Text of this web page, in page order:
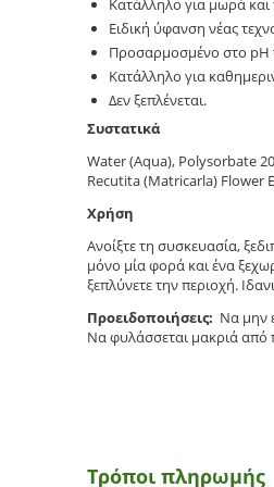
Κατάλληλο για μωρά και
Ειδική ύφανση νέας
Προσαρμοσμένο στο
Κατάλληλο για
Δεν ξεπλένεται.
Συστατικά
Water (Aqua), Polysorbate
Recutita (Matricarla) Flower
Χρήση
Ανοίξτε τη συσκευασία,
µόνο µία φορά και ένα
ξεπλύνετε την περιοχή.
Προειδοποιήσεις: Να µην
Να φυλάσσεται µακριά από
Τρόποι πληρωμής